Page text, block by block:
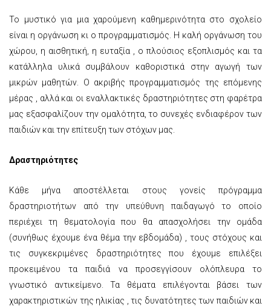
Το μυστικό για μια χαρούμενη καθημερινότητα στο σχολείο
είναι η οργάνωση κι ο προγραμματισμός. Η καλή οργάνωση του
χώρου, η αισθητική, η ευταξία , ο πλούσιος εξοπλισμός και τα
κατάλληλα υλικά συμβάλουν καθοριστικά στην αγωγή των
μικρών μαθητών. Ο ακριβής προγραμματισμός της επόμενης
μέρας , αλλά και οι εναλλακτικές δραστηριότητες στη φαρέτρα
μας εξασφαλίζουν την ομαλότητα, το συνεχές ενδιαφέρον των
παιδιών και την επίτευξη των στόχων μας.
Δραστηριότητες
Κάθε μήνα αποστέλλεται στους γονείς πρόγραμμα
δραστηριοτήτων από την υπεύθυνη παιδαγωγό το οποίο
περιέχει τη θεματολογία που θα απασχολήσει την ομάδα
(συνήθως έχουμε ένα θέμα την εβδομάδα) , τους στόχους και
τις συγκεκριμένες δραστηριότητες που έχουμε επιλέξει
προκειμένου τα παιδιά να προσεγγίσουν ολόπλευρα το
γνωστικό αντικείμενο. Τα θέματα επιλέγονται βάσει των
χαρακτηριστικών της ηλικίας , τις δυνατότητες των παιδιών και